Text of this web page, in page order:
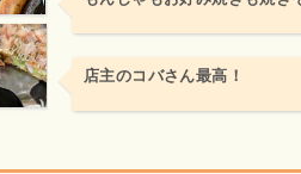
店主のコバさん最高！